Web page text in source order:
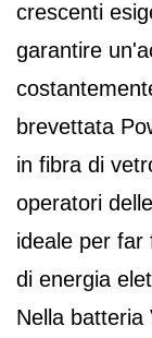
crescenti
garantire
brevettata
in fibra di
operatori
ideale per far
di energia
Nella batteria